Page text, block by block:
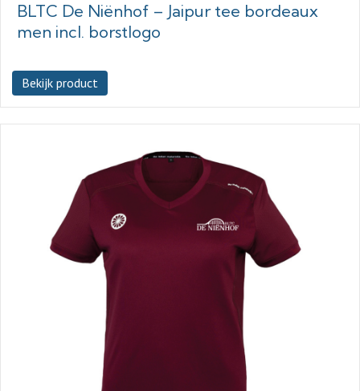
BLTC De Niënhof – Jaipur tee bordeaux
men incl. borstlogo
Bekijk product